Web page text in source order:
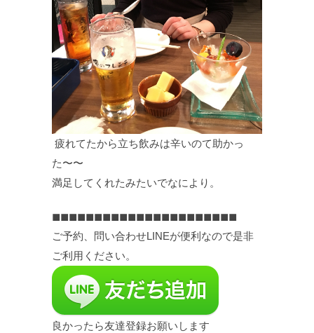
疲れてたから立ち飲みは辛いのて助かっ
た〜〜
満足してくれたみたいでなにより。
◼︎◼︎◼︎◼︎◼︎◼︎◼︎◼︎◼︎◼︎◼︎◼︎◼︎◼︎◼︎◼︎◼︎◼︎◼︎◼︎◼︎◼︎
ご予約、問い合わせLINEが便利なので是非
ご利用ください。
良かったら友達登録お願いします